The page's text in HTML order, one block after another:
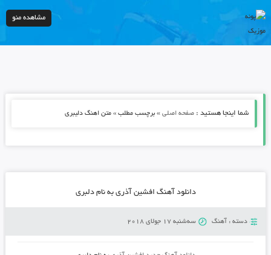
مشاهده منو
شما اینجا هستید : صفحه اصلی» برچسب مطلب » متن اهنگ دلیبری
دانلود آهنگ افشین آذری به نام دلبری
دسته : آهنگ سه‌شنبه 17 جولای 2018